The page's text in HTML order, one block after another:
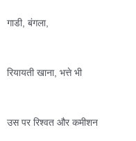
गाडी, बंगला,
रियायती खाना, भत्ते भी
उस पर रिश्वत और कमीशन